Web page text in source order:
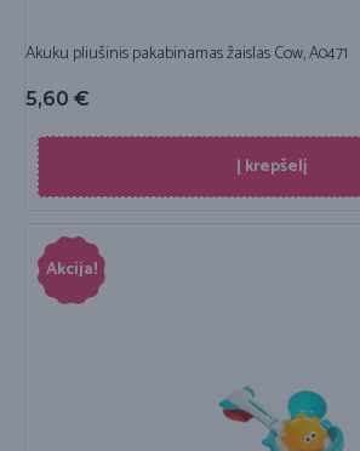
Akuku pliušinis pakabinamas žaislas Cow, A0471
5,60 €
Į krepšelį
Akcija!